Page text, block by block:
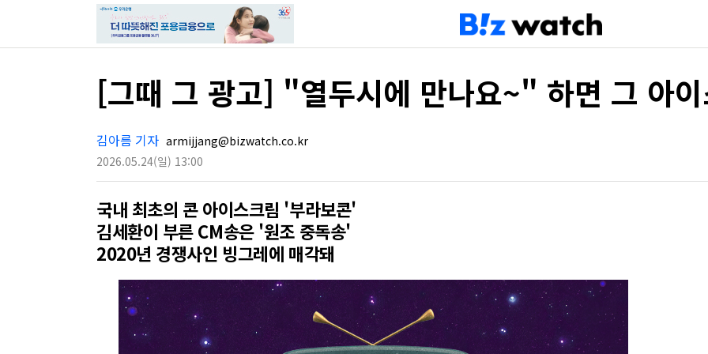
[그때 그 광고] "열두시에 만나요~" 하면 그 아
김아름 기자 armijjang@bizwatch.co.kr
2026.05.24(일) 13:00
국내 최초의 콘 아이스크림 '부라보콘'
김세환이 부른 CM송은 '원조 중독송'
2020년 경쟁사인 빙그레에 매각돼